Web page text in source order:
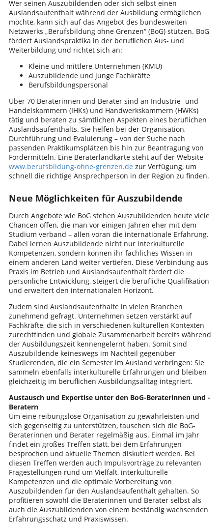
Wer seinen Auszubildenden oder sich selbst einen
Auslandsaufenthalt während der Ausbildung ermöglichen
möchte, kann sich auf das Angebot des bundesweiten
Netzwerks „Berufsbildung ohne Grenzen“ (BoG) stützen. BoG
fördert Auslandspraktika in der beruflichen Aus- und
Weiterbildung und richtet sich an:
Kleine und mittlere Unternehmen (KMU)
Auszubildende und junge Fachkräfte
Berufsbildungspersonal
Über 70 Beraterinnen und Berater sind an Industrie- und
Handelskammern (IHKs) und Handwerkskammern (HWKs)
tätig und beraten zu sämtlichen Aspekten eines beruflichen
Auslandsaufenthalts. Sie helfen bei der Organisation,
Durchführung und Evaluierung – von der Suche nach
passenden Praktikumsplätzen bis hin zur Beantragung von
Fördermitteln. Eine Beraterlandkarte steht auf der Website
www.berufsbildung-ohne-grenzen.de zur Verfügung, um
schnell die richtige Ansprechperson in der Region zu finden.
Neue Möglichkeiten für Auszubildende
Durch Angebote wie BoG stehen Auszubildenden heute viele
Chancen offen, die man vor einigen Jahren eher mit dem
Studium verband – allen voran die internationale Erfahrung.
Dabei lernen Auszubildende nicht nur interkulturelle
Kompetenzen, sondern können ihr fachliches Wissen in
einem anderen Land weiter vertiefen. Diese Verbindung aus
Praxis im Betrieb und Auslandsaufenthalt fördert die
persönliche Entwicklung, steigert die berufliche Qualifikation
und erweitert den internationalen Horizont.
Zudem sind Auslandsaufenthalte in vielen Branchen
zunehmend gefragt. Unternehmen setzen verstärkt auf
Fachkräfte, die sich in verschiedenen kulturellen Kontexten
zurechtfinden und globale Zusammenarbeit bereits während
der Ausbildungszeit kennengelernt haben. Somit sind
Auszubildende keineswegs im Nachteil gegenüber
Studierenden, die ein Semester im Ausland verbringen: Sie
sammeln ebenfalls interkulturelle Erfahrungen und bleiben
gleichzeitig im beruflichen Ausbildungsalltag integriert.
Austausch und Expertise unter den BoG-Beraterinnen und -
Beratern
Um eine reibungslose Organisation zu gewährleisten und
sich gegenseitig zu unterstützen, tauschen sich die BoG-
Beraterinnen und Berater regelmäßig aus. Einmal im Jahr
findet ein großes Treffen statt, bei dem Erfahrungen
besprochen und aktuelle Themen diskutiert werden. Bei
diesen Treffen werden auch Impulsvorträge zu relevanten
Fragestellungen rund um Vielfalt, interkulturelle
Kompetenzen und die optimale Vorbereitung von
Auszubildenden für den Auslandsaufenthalt gehalten. So
profitieren sowohl die Beraterinnen und Berater selbst als
auch die Auszubildenden von einem beständig wachsenden
Erfahrungsschatz und Praxiswissen.